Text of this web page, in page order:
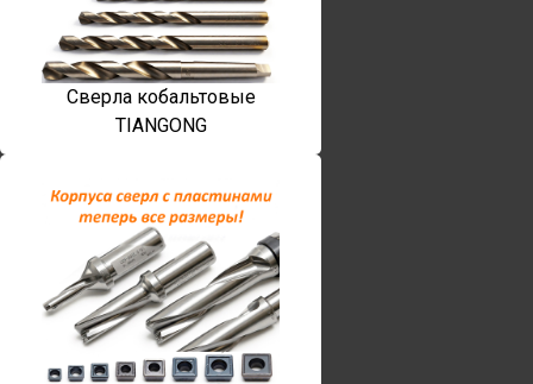
Сверла кобальтовые
TIANGONG